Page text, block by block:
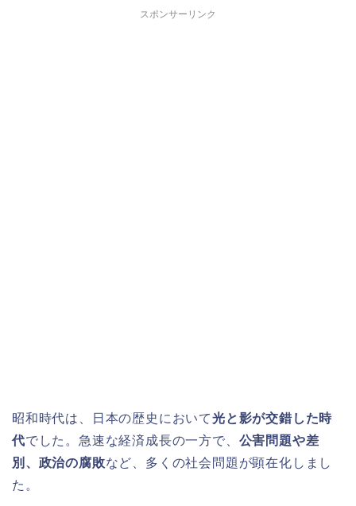
スポンサーリンク
昭和時代は、日本の歴史において光と影が交錯した時
代でした。急速な経済成長の一方で、 公害問題や差
別、政治の腐敗など、多くの社会問題が顕在化しまし
た。